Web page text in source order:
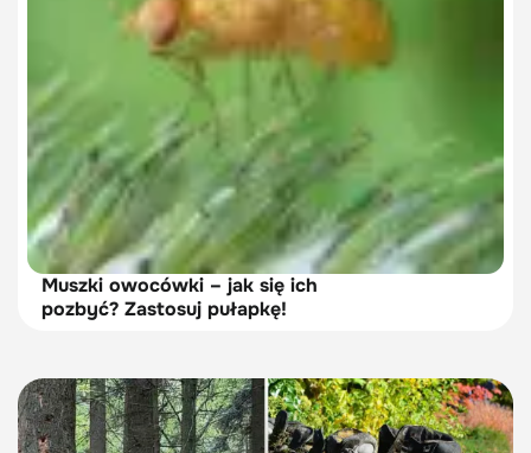
Muszki owocówki – jak się ich
pozbyć? Zastosuj pułapkę!